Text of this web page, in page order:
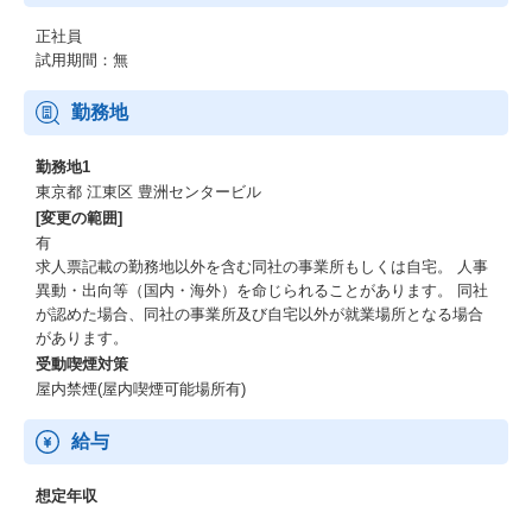
正社員
試用期間：無
勤務地
勤務地1
東京都 江東区 豊洲センタービル
[変更の範囲]
有
求人票記載の勤務地以外を含む同社の事業所もしくは自宅。 人事
異動・出向等（国内・海外）を命じられることがあります。 同社
が認めた場合、同社の事業所及び自宅以外が就業場所となる場合
があります。
受動喫煙対策
屋内禁煙(屋内喫煙可能場所有)
給与
想定年収